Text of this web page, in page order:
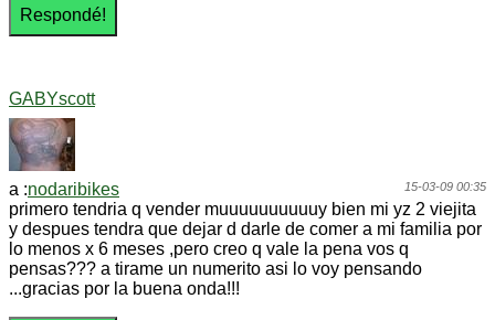
GABYscott
15-03-09 00:35
a :nodaribikes
primero tendria q vender muuuuuuuuuuy bien mi yz 2 viejita
y despues tendra que dejar d darle de comer a mi familia por
lo menos x 6 meses ,pero creo q vale la pena vos q
pensas??? a tirame un numerito asi lo voy pensando
...gracias por la buena onda!!!